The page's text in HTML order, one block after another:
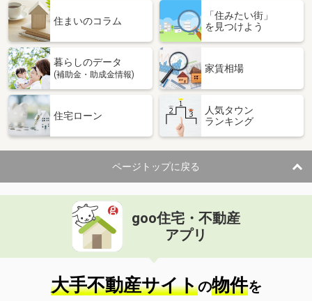
住まいのコラム
「住みたい街」
を見つけよう
暮らしのデータ
(補助金・助成金情報)
家賃相場
住宅ローン
人気タウン
ランキング
ページトップに戻る
goo住宅・不動産
アプリ
大手不動産サイトの物件を